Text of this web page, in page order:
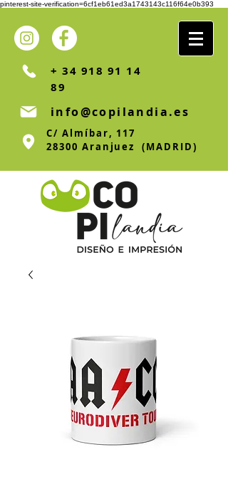
pinterest-site-verification=6cf1eb61ed3a1743143c116f64e0b393
+ 34 918 91 14
89
info@copilandia.es
C/ Almíbar, 117
28300 Aranjuez (MADRID)
DISEÑO E
IMPRESIÓN